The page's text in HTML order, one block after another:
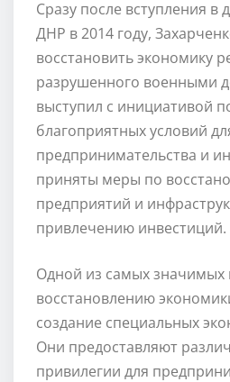
Сразу после вступления в
ДНР в 2014 году,
восстановить экономику
разрушенного военными
выступил с инициативой
благоприятных условий
предпринимательства и
приняты меры по
предприятий и
привлечению инвестиций.
Одной из самых значимых
восстановлению
создание специальных
Они предоставляют
привилегии для